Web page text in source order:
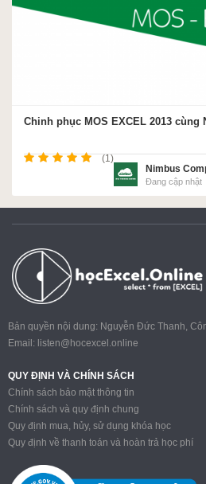
Chinh phục MOS EXCEL 2013 cùng
(1)
Nimbus
Đang cập nhật
Bản quyền nội dung: Nguyễn Đức Thanh,
Email: listen@hocexcel.online
QUY ĐỊNH VÀ CHÍNH SÁCH
Chính sách bảo mật thông tin
Chính sách và quy định chung
Quy định mua, hủy, sử dụng khóa học
Quy định về thanh toán và hoàn trả học phí